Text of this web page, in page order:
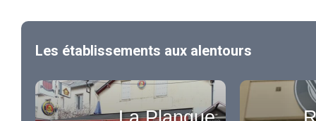
Les établissements aux alentours